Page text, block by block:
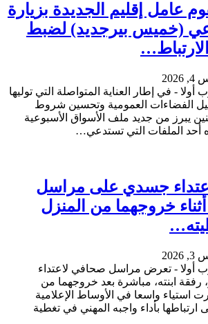
عامل إقليم الجديدة بزيارة
(خميس بيرجديد) لضبط
أولا - في إطار العناية المتواصلة التي توليها
الفضاءات العمومية وتحسين شروط
يبرز من جديد ملف الأسواق الأسبوعية
أحد الملفات التي تستدعي…
جسدي على مراسل
خروجهما من المنزل
أولا - تعرض مراسل صحافي لاعتداء
ابنته، مباشرة بعد خروجهما من
استياء واسعا في الأوساط الإعلامية
ارتباطها بأداء واجبه المهني في تغطية